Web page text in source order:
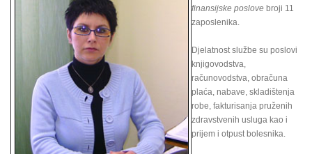
finansijske poslove broji 11
zaposlenika.
Djelatnost službe su poslovi
knjigovodstva,
računovodstva, obračuna
plaća, nabave, skladištenja
robe, fakturisanja pruženih
zdravstvenih usluga kao i
prijem i otpust bolesnika.